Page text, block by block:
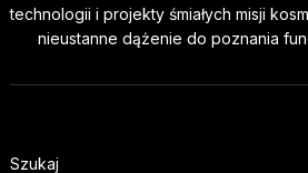
technologii i projekty śmiałych misji
nieustanne dążenie do poznania
Szukaj